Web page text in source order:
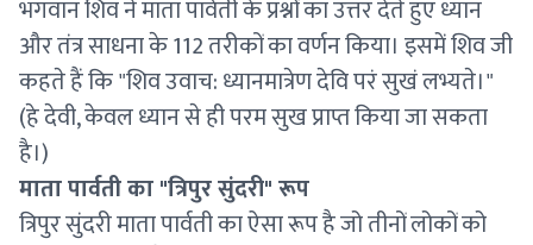
भगवान शिव ने माता पार्वती के प्रश्नों का उत्तर देते हुए ध्यान
और तंत्र साधना के 112 तरीकों का वर्णन किया। इसमें शिव जी
कहते हैं कि "शिव उवाच: ध्यानमात्रेण देवि परं सुखं लभ्यते।"
(हे देवी, केवल ध्यान से ही परम सुख प्राप्त किया जा सकता
है।)
माता पार्वती का "त्रिपुर सुंदरी" रूप
त्रिपुर सुंदरी माता पार्वती का ऐसा रूप है जो तीनों लोकों को